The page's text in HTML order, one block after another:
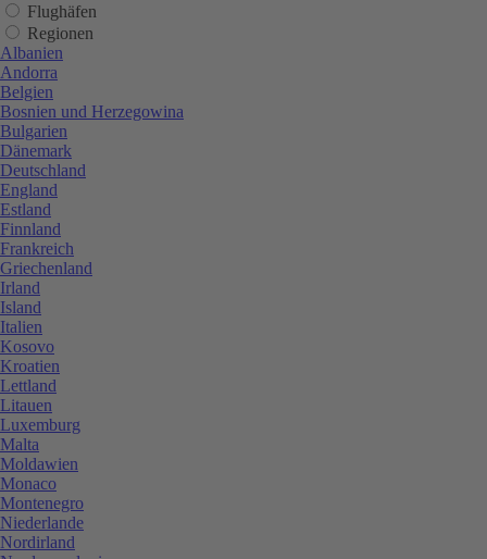
Flughäfen
Regionen
Albanien
Andorra
Belgien
Bosnien und Herzegowina
Bulgarien
Dänemark
Deutschland
England
Estland
Finnland
Frankreich
Griechenland
Irland
Island
Italien
Kosovo
Kroatien
Lettland
Litauen
Luxemburg
Malta
Moldawien
Monaco
Montenegro
Niederlande
Nordirland